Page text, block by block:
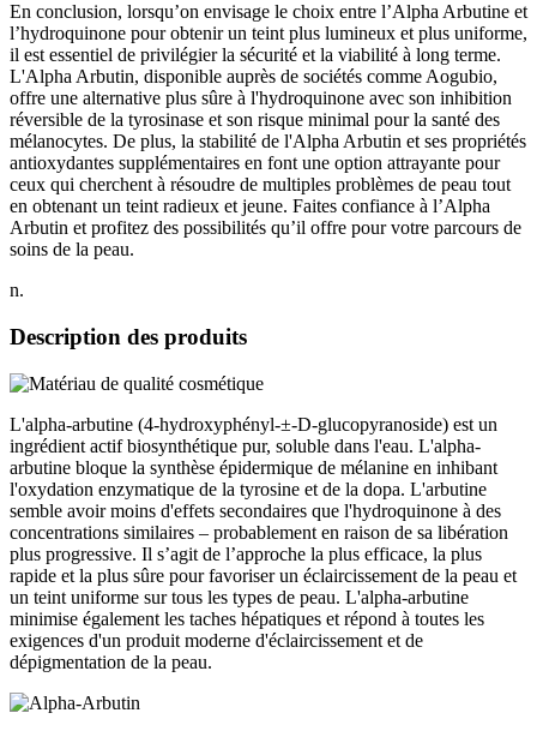
En conclusion, lorsqu’on envisage le choix entre l’Alpha Arbutine et
l’hydroquinone pour obtenir un teint plus lumineux et plus uniforme,
il est essentiel de privilégier la sécurité et la viabilité à long terme.
L'Alpha Arbutin, disponible auprès de sociétés comme Aogubio,
offre une alternative plus sûre à l'hydroquinone avec son inhibition
réversible de la tyrosinase et son risque minimal pour la santé des
mélanocytes. De plus, la stabilité de l'Alpha Arbutin et ses propriétés
antioxydantes supplémentaires en font une option attrayante pour
ceux qui cherchent à résoudre de multiples problèmes de peau tout
en obtenant un teint radieux et jeune. Faites confiance à l’Alpha
Arbutin et profitez des possibilités qu’il offre pour votre parcours de
soins de la peau.
n.
Description des produits
L'alpha-arbutine (4-hydroxyphényl-±-D-glucopyranoside) est un
ingrédient actif biosynthétique pur, soluble dans l'eau. L'alpha-
arbutine bloque la synthèse épidermique de mélanine en inhibant
l'oxydation enzymatique de la tyrosine et de la dopa. L'arbutine
semble avoir moins d'effets secondaires que l'hydroquinone à des
concentrations similaires – probablement en raison de sa libération
plus progressive. Il s’agit de l’approche la plus efficace, la plus
rapide et la plus sûre pour favoriser un éclaircissement de la peau et
un teint uniforme sur tous les types de peau. L'alpha-arbutine
minimise également les taches hépatiques et répond à toutes les
exigences d'un produit moderne d'éclaircissement et de
dépigmentation de la peau.